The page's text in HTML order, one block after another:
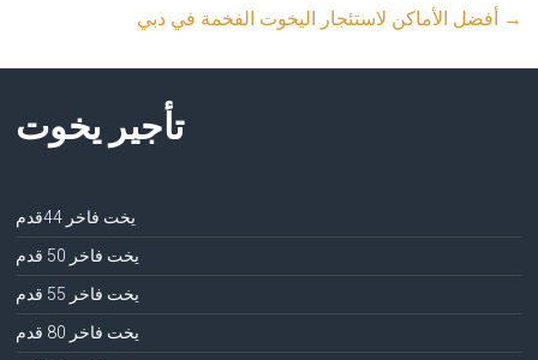
→
تأجير يخوت
يخت فاخر 44قدم
يخت فاخر 50 قدم
يخت فاخر 55 قدم
يخت فاخر 80 قدم